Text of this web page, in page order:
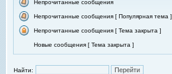
Непрочитанные сообщения
Непрочитанные сообщения [ Популярная тема ]
Непрочитанные сообщения [ Тема закрыта ]
Новые сообщения [ Тема закрыта ]
Найти: